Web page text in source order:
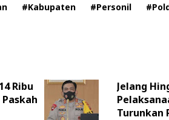
#Kabupaten #Personil
Ribu
Jelang
Turunkan